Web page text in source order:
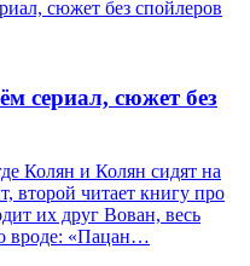
сериал, сюжет без
Колян и Колян сидят на
второй читает книгу про
их друг Вован, весь
вроде: «Пацан…